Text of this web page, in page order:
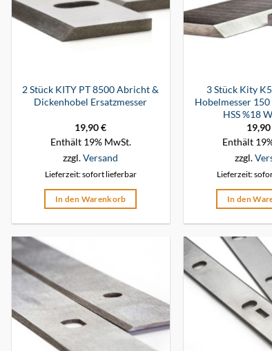
2 Stück KITY PT 8500 Abricht &
Dickenhobel Ersatzmesser
19,90€
Enthält 19% MwSt.
zzgl.Versand
Lieferzeit: sofort lieferbar
In den Warenkorb
3 Stück Kity
Hobelmesser 150
HSS %18
Enthält
zzgl.
Lieferzeit:
In den